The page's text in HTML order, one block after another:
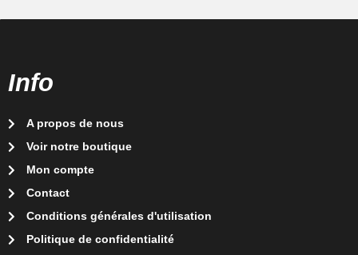
Info
A propos de nous
Voir notre boutique
Mon compte
Contact
Conditions générales d'utilisation
Politique de confidentialité